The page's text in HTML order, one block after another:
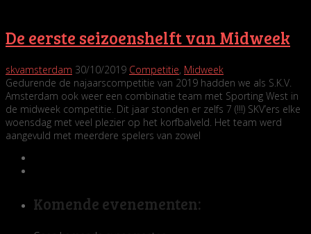
De eerste seizoenshelft van Midweek
skvamsterdam 30/10/2019 Competitie, Midweek
Gedurende de najaarscompetitie van 2019 hadden we als S.K.V.
Amsterdam ook weer een combinatie team met Sporting West in
de midweek competitie. Dit jaar stonden er zelfs 7 (!!!) SKV’ers elke
woensdag met veel plezier op het korfbalveld. Het team werd
aangevuld met meerdere spelers van zowel
Komende evenementen: